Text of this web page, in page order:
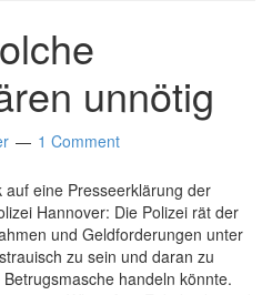
unnötig
1 Comment
eine Presseerklärung der
Hannover: Die Polizei rät der
und Geldforderungen unter
zu sein und daran zu
handeln könnte.